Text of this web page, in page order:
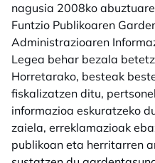
nagusia 2008ko
Funtzio Publikoaren
Administrazioaren
Legea behar bezala
Horretarako, besteak
fiskalizatzen ditu,
informazioa eskuratzeko
zaiela, erreklamazioak
publikoan eta herritarren